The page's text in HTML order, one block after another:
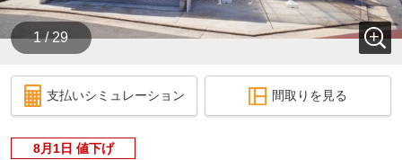
1 / 29
支払いシミュレーション 間取りを見る
8月1日 値下げ